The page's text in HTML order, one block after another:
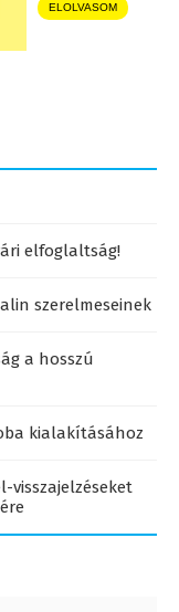
ELOLVASOM
elfoglaltság!
szerelmeseinek
a hosszú
kialakításához
visszajelzéseket